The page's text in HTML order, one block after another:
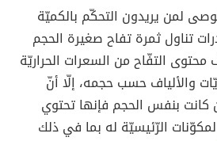
لمن يريدون التحكّم بالكميّة
تناول ثمرة تفاح صغيرة الحجم
التفّاح من السعرات الحراريّة
والألياف حسب حجمه، إلّا أنّ
كانت بنفس الحجم فإنها تحتوي
الرّئيسيّة له بما في ذلك